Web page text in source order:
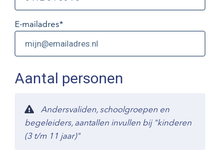
E-mailadres*
Aantal personen
Andersvaliden, schoolgroepen en
begeleiders, aantallen invullen bij "kinderen
(3 t/m 11 jaar)"